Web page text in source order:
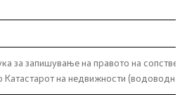
за запишување на правото на
Катастарот на недвижности